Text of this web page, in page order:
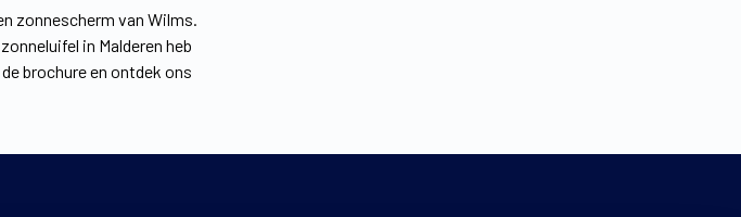
zonnescherm van Wilms.
in Malderen heb
brochure en ontdek ons